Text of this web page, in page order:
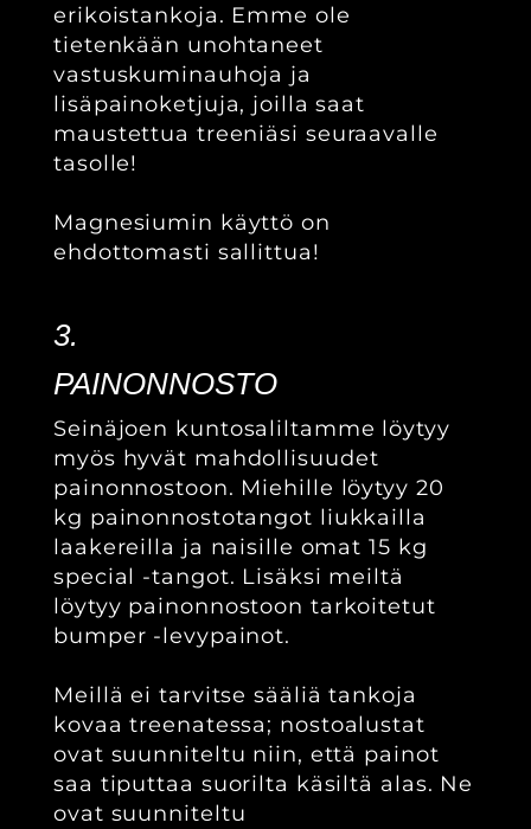
erikoistankoja. Emme ole
tietenkään unohtaneet
vastuskuminauhoja ja
lisäpainoketjuja, joilla saat
maustettua treeniäsi seuraavalle
tasolle!
Magnesiumin käyttö on
ehdottomasti sallittua!
3.
PAINONNOSTO
Seinäjoen kuntosaliltamme löytyy
myös hyvät mahdollisuudet
painonnostoon. Miehille löytyy 20
kg painonnostotangot liukkailla
laakereilla ja naisille omat 15 kg
special -tangot. Lisäksi meiltä
löytyy painonnostoon tarkoitetut
bumper -levypainot.
Meillä ei tarvitse sääliä tankoja
kovaa treenatessa; nostoalustat
ovat suunniteltu niin, että painot
saa tiputtaa suorilta käsiltä alas. Ne
ovat suunniteltu